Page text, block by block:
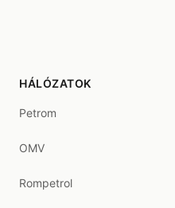
HÁLÓZATOK
Petrom
OMV
Rompetrol